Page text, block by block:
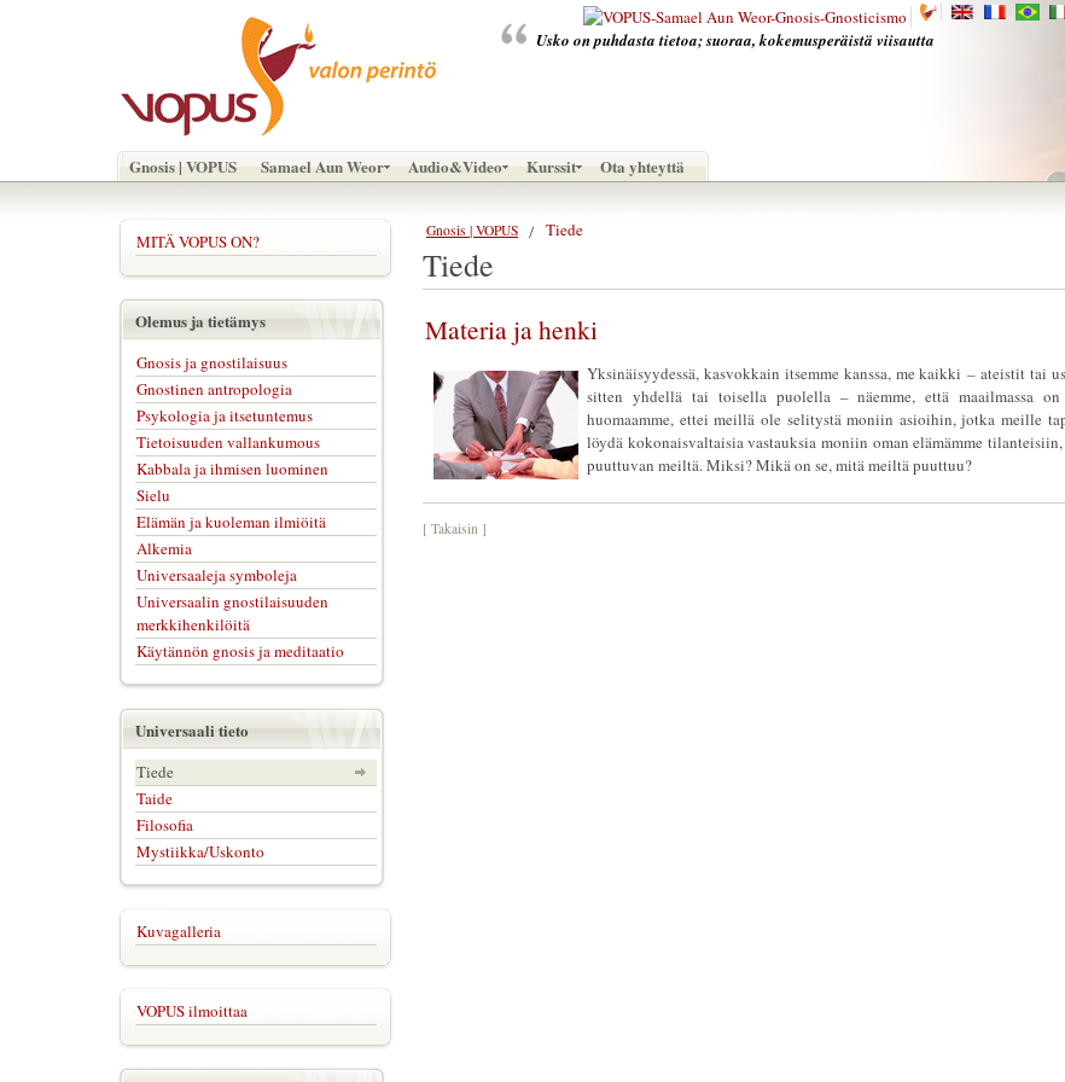
Usko on puhdasta tietoa; suoraa, kokemusperäistä viisautta
Gnosis | VOPUS Samael Aun Weor Audio&Video Kurssit Ota yhteyttä
Gnosis | VOPUS Tiede
Tiede
Materia ja henki
Yksinäisyydessä, kasvokkain itsemme kanssa, me kaikki – ateistit tai
sitten yhdellä tai toisella puolella – näemme, että maailmassa
huomaamme, ettei meillä ole selitystä moniin asioihin, jotka meille
löydä kokonaisvaltaisia vastauksia moniin oman elämämme
puuttuvan meiltä. Miksi? Mikä on se, mitä meiltä puuttuu?
[ Takaisin ]
MITÄ VOPUS ON?
Olemus ja tietämys
Gnosis ja gnostilaisuus
Gnostinen antropologia
Psykologia ja itsetuntemus
Tietoisuuden vallankumous
Kabbala ja ihmisen luominen
Sielu
Elämän ja kuoleman ilmiöitä
Alkemia
Universaaleja symboleja
Universaalin gnostilaisuuden
merkkihenkilöitä
Käytännön gnosis ja meditaatio
Universaali tieto
Tiede
Taide
Filosofia
Mystiikka/Uskonto
Kuvagalleria
VOPUS ilmoittaa